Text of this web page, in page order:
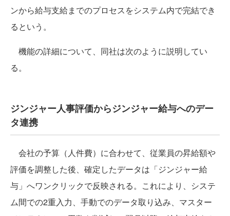
ンから給与支給までのプロセスをシステム内で完結でき
るという。
機能の詳細について、同社は次のように説明してい
る。
ジンジャー人事評価からジンジャー給与へのデー
タ連携
会社の予算（人件費）に合わせて、従業員の昇給額や
評価を調整した後、確定したデータは「ジンジャー給
与」へワンクリックで反映される。これにより、システ
ム間での2重入力、手動でのデータ取り込み、マスター